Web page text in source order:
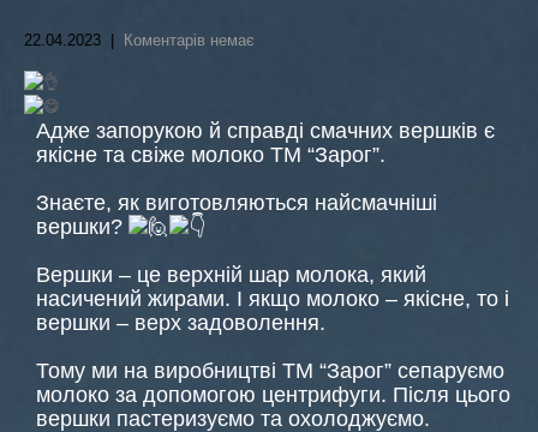
22.04.2023 Коментарів немає
Адже запорукою й справді смачних вершків є
якісне та свіже молоко ТМ “Зарог”.
Знаєте, як виготовляються найсмачніші
вершки?
Вершки – це верхній шар молока, який
насичений жирами. І якщо молоко – якісне, то і
вершки – верх задоволення.
Тому ми на виробництві ТМ “Зарог” сепаруємо
молоко за допомогою центрифуги. Після цього
вершки пастеризуємо та охолоджуємо.